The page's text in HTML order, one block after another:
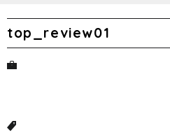
top_review01